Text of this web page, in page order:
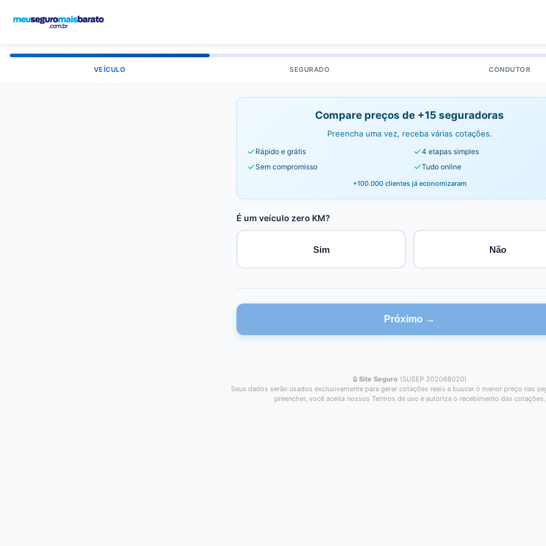
VEÍCULO SEGURADO CONDUTOR
Compare preços de +15 seguradoras
Preencha uma vez, receba várias cotações.
Rápido e grátis
4 etapas simples
Sem compromisso
Tudo online
+100.000 clientes já economizaram
É um veículo zero KM?
Sim Não
Próximo →
🔒 Site Seguro (SUSEP 202068020)
Seus dados serão usados exclusivamente para gerar cotações reais e buscar o menor preço nas
preencher, você aceita nossos Termos de uso e autoriza o recebimento das cotações.